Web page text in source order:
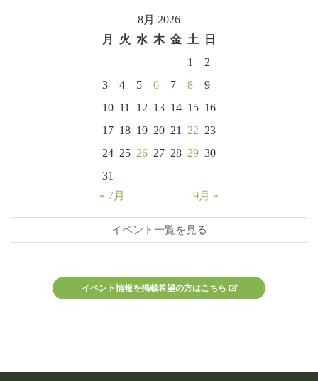
8月 2026
月
火 水 木 金 土
日
1
2
3
4 5 6 7 8
9
10 11 12 13 14 15 16
17 18 19 20 21 22 23
24 25 26 27 28 29 30
31
« 7月
9月 »
イベント一覧を見る
イベント情報を掲載希望の方はこちら